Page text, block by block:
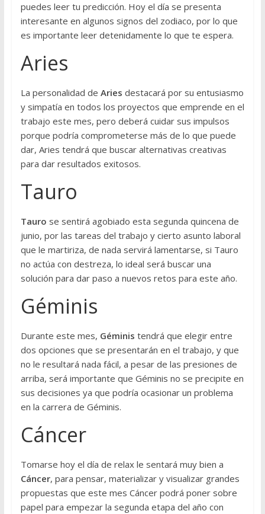
puedes leer tu predicción. Hoy el día se presenta
interesante en algunos signos del zodiaco, por lo que
es importante leer detenidamente lo que te espera.
Aries
La personalidad de Aries destacará por su entusiasmo
y simpatía en todos los proyectos que emprende en el
trabajo este mes, pero deberá cuidar sus impulsos
porque podría comprometerse más de lo que puede
dar, Aries tendrá que buscar alternativas creativas
para dar resultados exitosos.
Tauro
Tauro se sentirá agobiado esta segunda quincena de
junio, por las tareas del trabajo y cierto asunto laboral
que le martiriza, de nada servirá lamentarse, si Tauro
no actúa con destreza, lo ideal será buscar una
solución para dar paso a nuevos retos para este año.
Géminis
Durante este mes, Géminis tendrá que elegir entre
dos opciones que se presentarán en el trabajo, y que
no le resultará nada fácil, a pesar de las presiones de
arriba, será importante que Géminis no se precipite en
sus decisiones ya que podría ocasionar un problema
en la carrera de Géminis.
Cáncer
Tomarse hoy el día de relax le sentará muy bien a
Cáncer, para pensar, materializar y visualizar grandes
propuestas que este mes Cáncer podrá poner sobre
papel para empezar la segunda etapa del año con